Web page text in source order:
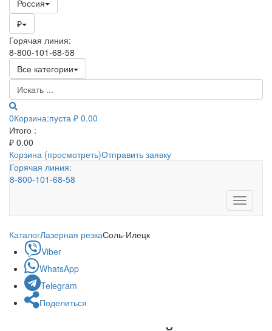
Россия
₽
Горячая линия:
8-800-101-68-58
Все категории
0Корзина:пуста ₽ 0.00
Итого :
₽ 0.00
Корзина (просмотреть)Отправить заявку
Горячая линия:
8-800-101-68-58
Toggle
КаталогЛазерная резкаСоль-Илецк
Viber
WhatsApp
Telegram
Поделиться